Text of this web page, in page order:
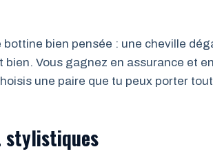
bien pensée : une cheville
Vous gagnez en assurance et
une paire que tu peux porter
stylistiques